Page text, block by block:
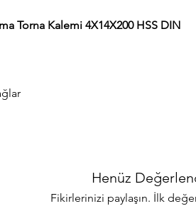
Torna Kalemi 4X14X200 HSS DIN
Henüz
Fikirlerinizi paylaşın. İlk